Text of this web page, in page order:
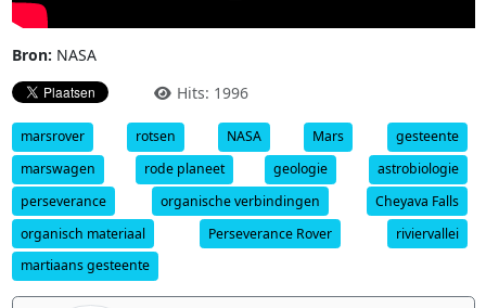
Bron: NASA
Hits: 1996
marsrover rotsen NASA Mars
gesteente
marswagen
rode planeet geologie
astrobiologie
perseverance
organische verbindingen
Cheyava Falls
organisch materiaal
Perseverance Rover
riviervallei
martiaans gesteente